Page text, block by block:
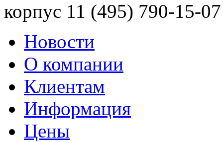
корпус 11 (495) 790-15-07
Новости
О компании
Клиентам
Информация
Цены